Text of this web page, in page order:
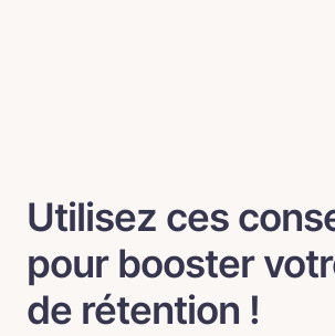
Utilisez ces
pour booster
de rétention !